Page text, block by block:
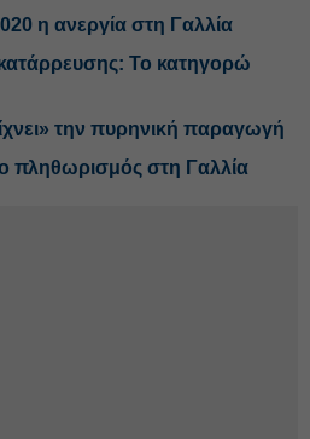
η ανεργία στη Γαλλία
Το κατηγορώ
την πυρηνική παραγωγή
πληθωρισμός στη Γαλλία